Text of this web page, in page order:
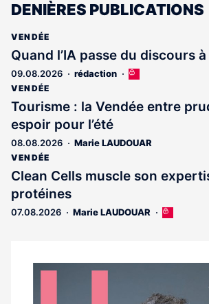
DENIÈRES PUBLICATIONS
VENDÉE
Quand l’IA passe du discours
09.08.2026 rédaction
Cet
est
réservé
abonnés
VENDÉE
Tourisme : la Vendée entre
espoir pour l’été
08.08.2026 Marie LAUDOUAR
VENDÉE
Clean Cells muscle son
protéines
07.08.2026 Marie LAUDOUAR
Cet
aux
Notre